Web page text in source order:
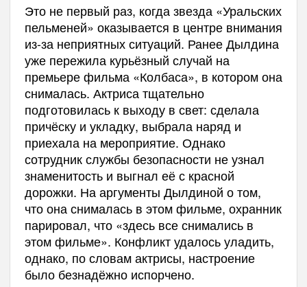
Это не первый раз, когда звезда «Уральских
пельменей» оказывается в центре внимания
из-за неприятных ситуаций. Ранее Дылдина
уже пережила курьёзный случай на
премьере фильма «Колбаса», в котором она
снималась. Актриса тщательно
подготовилась к выходу в свет: сделала
причёску и укладку, выбрала наряд и
приехала на мероприятие. Однако
сотрудник службы безопасности не узнал
знаменитость и выгнал её с красной
дорожки. На аргументы Дылдиной о том,
что она снималась в этом фильме, охранник
парировал, что «здесь все снимались в
этом фильме». Конфликт удалось уладить,
однако, по словам актрисы, настроение
было безнадёжно испорчено.